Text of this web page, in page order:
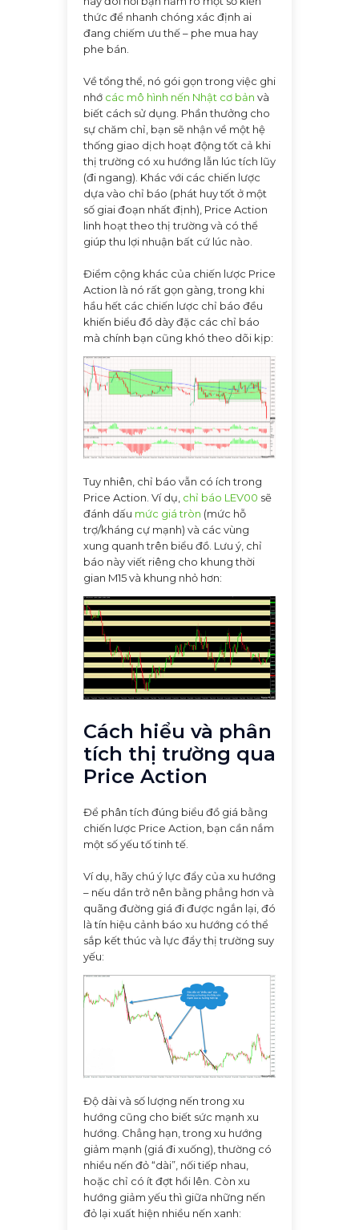
thức để nhanh chóng xác định ai
đang chiếm ưu thế – phe mua hay
phe bán.
Về tổng thể, nó gói gọn trong việc ghi
nhớ các mô hình nến Nhật cơ bản và
biết cách sử dụng. Phần thưởng cho
sự chăm chỉ, bạn sẽ nhận về một hệ
thống giao dịch hoạt động tốt cả khi
thị trường có xu hướng lẫn lúc tích lũy
(đi ngang). Khác với các chiến lược
dựa vào chỉ báo (phát huy tốt ở một
số giai đoạn nhất định), Price Action
linh hoạt theo thị trường và có thể
giúp thu lợi nhuận bất cứ lúc nào.
Điểm cộng khác của chiến lược Price
Action là nó rất gọn gàng, trong khi
hầu hết các chiến lược chỉ báo đều
khiến biểu đồ dày đặc các chỉ báo
mà chính bạn cũng khó theo dõi kịp:
Tuy nhiên, chỉ báo vẫn có ích trong
Price Action. Ví dụ, chỉ báo LEV00 sẽ
đánh dấu mức giá tròn (mức hỗ
trợ/kháng cự mạnh) và các vùng
xung quanh trên biểu đồ. Lưu ý, chỉ
báo này viết riêng cho khung thời
gian M15 và khung nhỏ hơn:
Cách hiểu và phân
tích thị trường qua
Price Action
Để phân tích đúng biểu đồ giá bằng
chiến lược Price Action, bạn cần nắm
một số yếu tố tinh tế.
Ví dụ, hãy chú ý lực đẩy của xu hướng
– nếu dần trở nên bằng phẳng hơn và
quãng đường giá đi được ngắn lại, đó
là tín hiệu cảnh báo xu hướng có thể
sắp kết thúc và lực đẩy thị trường suy
yếu:
Độ dài và số lượng nến trong xu
hướng cũng cho biết sức mạnh xu
hướng. Chẳng hạn, trong xu hướng
giảm mạnh (giá đi xuống), thường có
nhiều nến đỏ “dài”, nối tiếp nhau,
hoặc chỉ có ít đợt hồi lên. Còn xu
hướng giảm yếu thì giữa những nến
đỏ lại xuất hiện nhiều nến xanh: